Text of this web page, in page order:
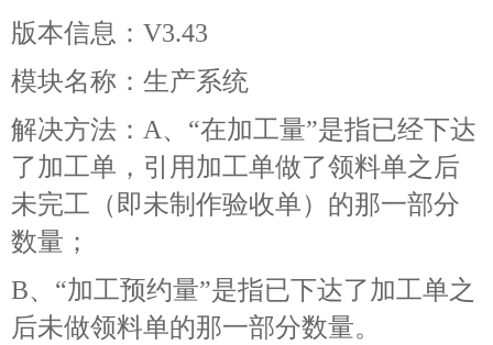
版本信息：V3.43
模块名称：生产系统
解决方法：A、“在加工量”是指已经下达
了加工单，引用加工单做了领料单之后
未完工（即未制作验收单）的那一部分
数量；
B、“加工预约量”是指已下达了加工单之
后未做领料单的那一部分数量。